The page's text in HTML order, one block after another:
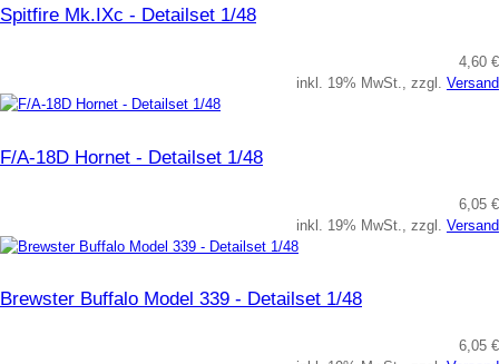
Spitfire Mk.IXc - Detailset 1/48
4,60 €
inkl. 19% MwSt., zzgl. Versand
F/A-18D Hornet - Detailset 1/48
6,05 €
inkl. 19% MwSt., zzgl. Versand
Brewster Buffalo Model 339 - Detailset 1/48
6,05 €